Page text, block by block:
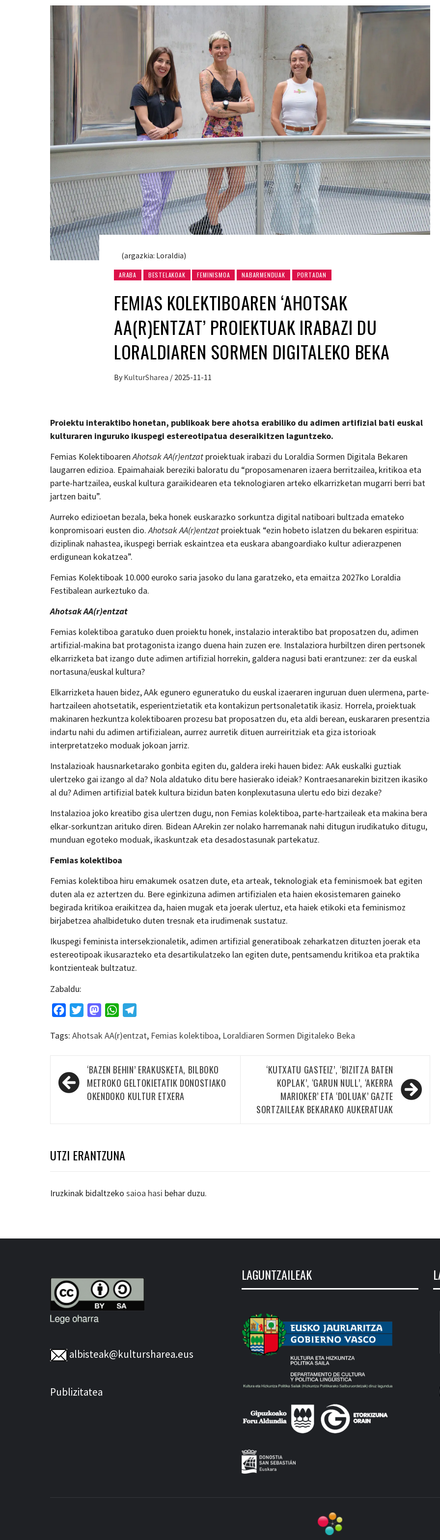
(argazkia: Loraldia)
ARABA BESTELAKOAK FEMINISMOA NABARMENDUAK PORTADAN
FEMIAS KOLEKTIBOAREN ‘AHOTSAK
AA(R)ENTZAT’ PROIEKTUAK IRABAZI DU
LORALDIAREN SORMEN DIGITALEKO BEKA
By KulturSharea / 2025-11-11
Proiektu interaktibo honetan, publikoak bere ahotsa erabiliko du adimen artifizial bati euskal
kulturaren inguruko ikuspegi estereotipatua deseraikitzen laguntzeko.
Femias KolektiboarenAhotsak AA(r)entzat proiektuak irabazi du Loraldia Sormen Digitala Bekaren
laugarren edizioa. Epaimahaiak bereziki baloratu du “proposamenaren izaera berritzailea, kritikoa eta
parte-hartzailea, euskal kultura garaikidearen eta teknologiaren arteko elkarrizketan mugarri berri bat
jartzen baitu”.
Aurreko edizioetan bezala, beka honek euskarazko sorkuntza digital natiboari bultzada emateko
konpromisoari eusten dio.Ahotsak AA(r)entzat proiektuak “ezin hobeto islatzen du bekaren espiritua:
diziplinak nahastea, ikuspegi berriak eskaintzea eta euskara abangoardiako kultur adierazpenen
erdigunean kokatzea”.
Femias Kolektiboak 10.000 euroko saria jasoko du lana garatzeko, eta emaitza 2027ko Loraldia
Festibalean aurkeztuko da.
Ahotsak AA(r)entzat
Femias kolektiboa garatuko duen proiektu honek, instalazio interaktibo bat proposatzen du, adimen
artifizial-makina bat protagonista izango duena hain zuzen ere. Instalaziora hurbiltzen diren pertsonek
elkarrizketa bat izango dute adimen artifizial horrekin, galdera nagusi bati erantzunez: zer da euskal
nortasuna/euskal kultura?
Elkarrizketa hauen bidez, AAk egunero eguneratuko du euskal izaeraren inguruan duen ulermena, parte-
hartzaileen ahotsetatik, esperientzietatik eta kontakizun pertsonaletatik ikasiz. Horrela, proiektuak
makinaren hezkuntza kolektiboaren prozesu bat proposatzen du, eta aldi berean, euskararen presentzia
indartu nahi du adimen artifizialean, aurrez aurretik dituen aurreiritziak eta giza istorioak
interpretatzeko moduak jokoan jarriz.
Instalazioak hausnarketarako gonbita egiten du, galdera ireki hauen bidez: AAk euskalki guztiak
ulertzeko gai izango al da? Nola aldatuko ditu bere hasierako ideiak? Kontraesanarekin bizitzen ikasiko
al du? Adimen artifizial batek kultura bizidun baten konplexutasuna ulertu edo bizi dezake?
Instalazioa joko kreatibo gisa ulertzen dugu, non Femias kolektiboa, parte-hartzaileak eta makina bera
elkar-sorkuntzan arituko diren. Bidean AArekin zer nolako harremanak nahi ditugun irudikatuko ditugu,
munduan egoteko moduak, ikaskuntzak eta desadostasunak partekatuz.
Femias kolektiboa
Femias kolektiboa hiru emakumek osatzen dute, eta arteak, teknologiak eta feminismoek bat egiten
duten ala ez aztertzen du. Bere eginkizuna adimen artifizialen eta haien ekosistemaren gaineko
begirada kritikoa eraikitzea da, haien mugak eta joerak ulertuz, eta haiek etikoki eta feminismoz
birjabetzea ahalbidetuko duten tresnak eta irudimenak sustatuz.
Ikuspegi feminista intersekzionaletik, adimen artifizial generatiboak zeharkatzen dituzten joerak eta
estereotipoak ikusarazteko eta desartikulatzeko lan egiten dute, pentsamendu kritikoa eta praktika
kontzienteak bultzatuz.
Zabaldu:
FacebookTwitterMastodonWhatsApp
Tags: Ahotsak AA(r)entzat, Femias kolektiboa, Loraldiaren Sormen Digitaleko Beka
Bidalketetan
zehar
nabigatu
‘BAZEN BEHIN’ ERAKUSKETA, BILBOKO
METROKO GELTOKIETATIK DONOSTIAKO
OKENDOKO KULTUR ETXERA
‘KUTXATU GASTEIZ’, ‘BIZITZA BATEN
KOPLAK’, ‘GARUN NULL’, ‘AKERRA
MARIOKER’ ETA ‘DOLUAK’ GAZTE
SORTZAILEAK BEKARAKO AUKERATUAK
UTZI ERANTZUNA
Iruzkinak bidaltzeko saioa hasi behar duzu.
albisteak@kultursharea.eus
Publizitatea
LAGUNTZAILEAK